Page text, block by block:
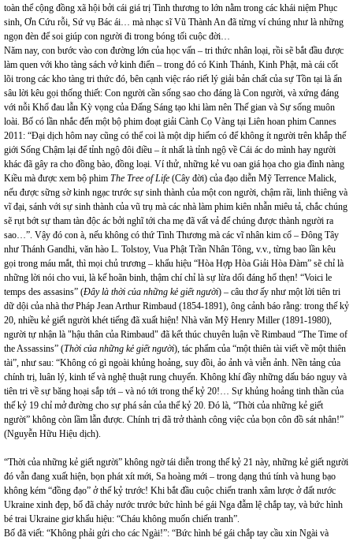
toàn thể cộng đồng xã hội bởi cái giá trị Tình thương to lớn nằm trong các khái niệm Phục
sinh, Ơn Cứu rỗi, Sứ vụ Bác ái… mà nhạc sĩ Vũ Thành An đã từng ví chúng như là những
ngọn đèn để soi giúp con người đi trong bóng tối cuộc đời…
Năm nay, con bước vào con đường lớn của học vấn – tri thức nhân loại, rồi sẽ bắt đầu được
làm quen với kho tàng sách vở kinh điển – trong đó có Kinh Thánh, Kinh Phật, mà cái cốt
lõi trong các kho tàng tri thức đó, bên cạnh việc ráo riết lý giải bản chất của sự Tồn tại là ẩn
sâu lời kêu gọi thống thiết: Con người cần sống sao cho đáng là Con người, và xứng đáng
với nỗi Khổ đau lẫn Kỳ vọng của Đấng Sáng tạo khi làm nên Thế gian và Sự sống muôn
loài. Bố có lần nhắc đến một bộ phim đoạt giải Cành Cọ Vàng tại Liên hoan phim Cannes
2011: “Đại dịch hôm nay cũng có thể coi là một dịp hiếm có để không ít người trên khắp thế
giới Sống Chậm lại để tỉnh ngộ đôi điều – ít nhất là tỉnh ngộ về Cái ác do mình hay người
khác đã gây ra cho đồng bào, đồng loại. Ví thử, những kẻ vu oan giá họa cho gia đình nàng
Kiều mà được xem bộ phim The Tree of Life (Cây đời) của đạo diễn Mỹ Terrence Malick,
nếu được sững sờ kinh ngạc trước sự sinh thành của một con người, chậm rãi, linh thiêng và
vĩ đại, sánh với sự sinh thành của vũ trụ mà các nhà làm phim kiên nhẫn miêu tả, chắc chúng
sẽ rụt bớt sự tham tàn độc ác bởi nghĩ tới cha mẹ đã vất vả để chúng được thành người ra
sao…”. Vậy đó con à, nếu không có thứ Tình Thương mà các vĩ nhân kim cổ – Đông Tây
như Thánh Gandhi, văn hào L. Tolstoy, Vua Phật Trần Nhân Tông, v.v., từng bao lần kêu
gọi trong máu mắt, thì mọi chủ trương – khẩu hiệu “Hòa Hợp Hòa Giải Hòa Đàm” sẽ chỉ là
những lời nói cho vui, là kế hoãn binh, thậm chí chỉ là sự lừa dối đáng hổ thẹn! “Voici le
temps des assasins” (Đây là thời của những kẻ giết người) – câu thơ ấy như một lời tiên tri
dữ dội của nhà thơ Pháp Jean Arthur Rimbaud (1854-1891), ông cảnh báo rằng: trong thế kỷ
20, nhiều kẻ giết người khét tiếng đã xuất hiện! Nhà văn Mỹ Henry Miller (1891-1980),
người tự nhận là "hậu thân của Rimbaud" đã kết thúc chuyên luận về Rimbaud “The Time of
the Assassins” (Thời của những kẻ giết người), tác phẩm của “một thiên tài viết về một thiên
tài”, như sau: “Không có gì ngoài khủng hoảng, suy đồi, ảo ảnh và viễn ảnh. Nền tảng của
chính trị, luân lý, kinh tế và nghệ thuật rung chuyển. Không khí đầy những dấu báo nguy và
tiên tri về sự băng hoại sắp tới – và nó tới trong thế kỷ 20!… Sự khủng hoảng tinh thần của
thế kỷ 19 chỉ mở đường cho sự phá sản của thế kỷ 20. Đó là, “Thời của những kẻ giết
người” không còn lầm lẫn được. Chính trị đã trở thành công việc của bọn côn đồ sát nhân!”
(Nguyễn Hữu Hiệu dịch).
“Thời của những kẻ giết người” không ngờ tái diễn trong thế kỷ 21 này, những kẻ giết người
đó vẫn đang xuất hiện, bọn phát xít mới, Sa hoàng mới – trong dạng thú tính và hung bạo
không kém “đồng đạo” ở thế kỷ trước! Khi bắt đầu cuộc chiến tranh xâm lược ở đất nước
Ukraine xinh đẹp, bố đã chảy nước trước bức hình bé gái Nga đẫm lệ chắp tay, và bức hình
bé trai Ukraine giơ khẩu hiệu: “Cháu không muốn chiến tranh”.
Bố đã viết: “Không phải gửi cho các Ngài!”: “Bức hình bé gái chắp tay cầu xin Ngài và